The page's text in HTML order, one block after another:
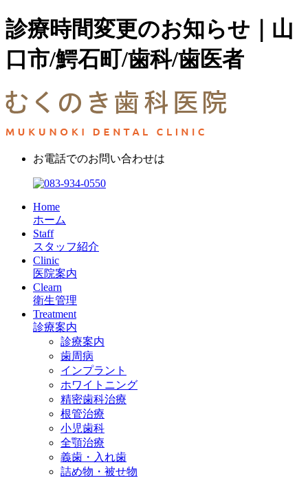
診療時間変更のお知らせ｜山
口市/鰐石町/歯科/歯医者
お電話でのお問い合わせは
Home
ホーム
Staff
スタッフ紹介
Clinic
医院案内
Clearn
衛生管理
Treatment
診療案内
診療案内
歯周病
インプラント
ホワイトニング
精密歯科治療
根管治療
小児歯科
全顎治療
義歯・入れ歯
詰め物・被せ物